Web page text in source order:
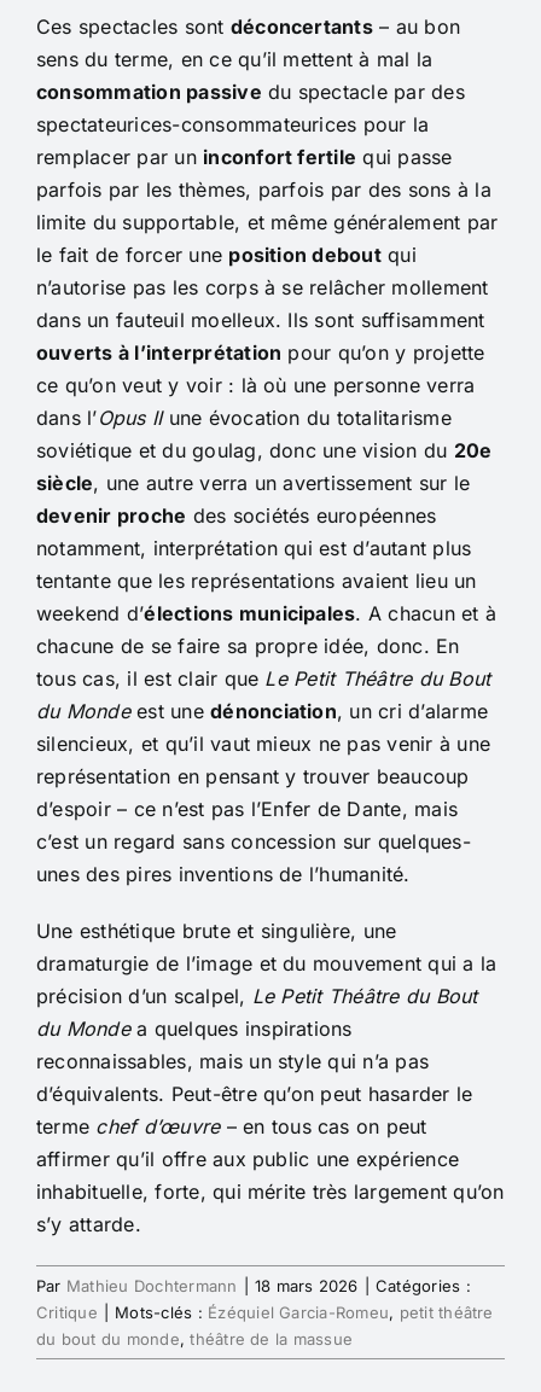
Ces spectacles sont déconcertants– au bon
sens du terme, en ce qu’il mettent à mal la
consommation passive du spectacle par des
spectateurices-consommateurices pour la
remplacer par un inconfort fertile qui passe
parfois par les thèmes, parfois par des sons à la
limite du supportable, et même généralement par
le fait de forcer une position deboutqui
n’autorise pas les corps à se relâcher mollement
dans un fauteuil moelleux. Ils sont suffisamment
ouverts à l’interprétation pour qu’on y projette
ce qu’on veut y voir : là où une personne verra
dans l’Opus IIune évocation du totalitarisme
soviétique et du goulag, donc une vision du 20e
siècle, une autre verra un avertissement sur le
devenir proche des sociétés européennes
notamment, interprétation qui est d’autant plus
tentante que les représentations avaient lieu un
weekend d’élections municipales. A chacun et à
chacune de se faire sa propre idée, donc. En
tous cas, il est clair que Le Petit Théâtre du Bout
du Mondeest unedénonciation, un cri d’alarme
silencieux, et qu’il vaut mieux ne pas venir à une
représentation en pensant y trouver beaucoup
d’espoir – ce n’est pas l’Enfer de Dante, mais
c’est un regard sans concession sur quelques-
unes des pires inventions de l’humanité.
Une esthétique brute et singulière, une
dramaturgie de l’image et du mouvement qui a la
précision d’un scalpel, Le Petit Théâtre du Bout
du Mondea quelques inspirations
reconnaissables, mais un style qui n’a pas
d’équivalents. Peut-être qu’on peut hasarder le
terme chef d’œuvre– en tous cas on peut
affirmer qu’il offre aux public une expérience
inhabituelle, forte, qui mérite très largement qu’on
s’y attarde.
Par Mathieu Dochtermann 18 mars 2026
Catégories :
Critique
Mots-clés : Ézéquiel Garcia-Romeu, petit théâtre
du bout du monde,théâtre de la massue